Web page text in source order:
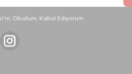
, Okudum, Kabul Ediyorum.